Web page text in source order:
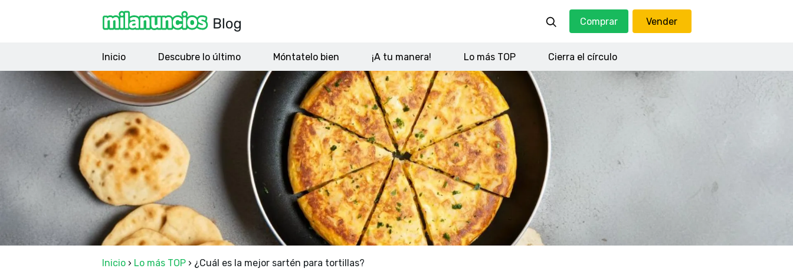
Comprar Vender
Inicio Descubre lo último Móntatelo bien ¡A tu manera! Lo más TOP Cierra el círculo
Inicio › Lo más TOP › ¿Cuál es la mejor sartén para tortillas?